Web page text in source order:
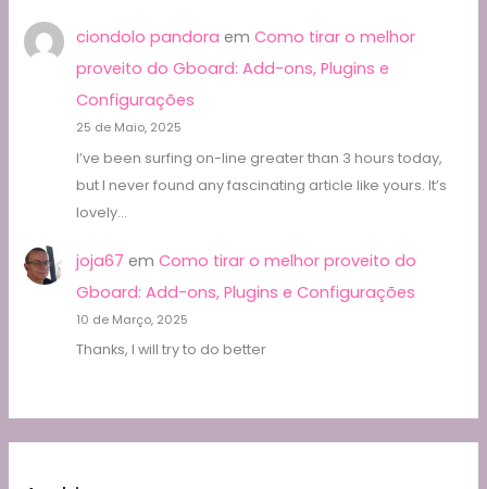
ciondolo pandora em Como tirar o melhor
proveito do Gboard: Add-ons, Plugins e
Configurações
25 de Maio, 2025
I’ve been surfing on-line greater than 3 hours today,
but I never found any fascinating article like yours. It’s
lovely…
joja67 em Como tirar o melhor proveito do
Gboard: Add-ons, Plugins e Configurações
10 de Março, 2025
Thanks, I will try to do better